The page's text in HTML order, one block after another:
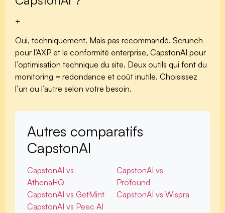
+
Oui, techniquement. Mais pas recommandé. Scrunch
pour l’AXP et la conformité enterprise, CapstonAI pour
l’optimisation technique du site. Deux outils qui font du
monitoring = redondance et coût inutile. Choisissez
l’un ou l’autre selon votre besoin.
Autres comparatifs
CapstonAI
CapstonAI vs
AthenaHQ
CapstonAI vs GetMint
CapstonAI vs Peec AI
CapstonAI vs
Profound
CapstonAI vs Wispra